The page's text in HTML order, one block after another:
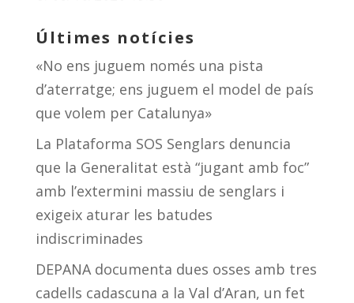
Últimes notícies
«No ens juguem només una pista
d’aterratge; ens juguem el model de país
que volem per Catalunya»
La Plataforma SOS Senglars denuncia
que la Generalitat està “jugant amb foc”
amb l’extermini massiu de senglars i
exigeix aturar les batudes
indiscriminades
DEPANA documenta dues osses amb tres
cadells cadascuna a la Val d’Aran, un fet